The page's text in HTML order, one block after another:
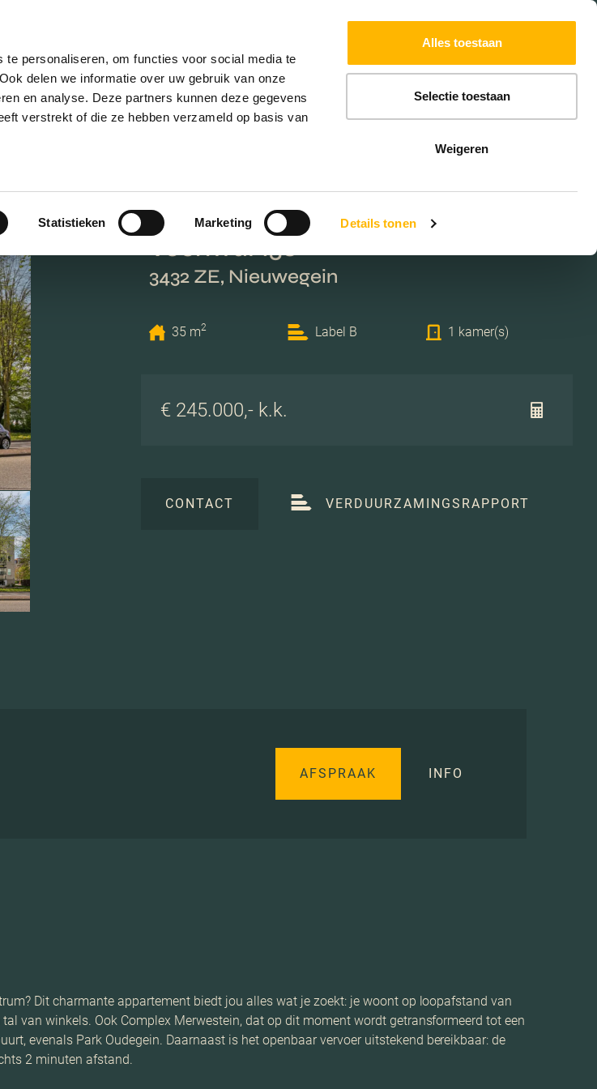
personaliseren, om functies voor social media te
delen we informatie over uw gebruik van onze
en analyse. Deze partners kunnen deze gegevens
verstrekt of die ze hebben verzameld op basis van
Statistieken Marketing Details tonen
Alles toestaan
Selectie toestaan
Weigeren
EXTRA DIENSTEN
Veenwal 138
3432 ZE, Nieuwegein
35 m2 Label B 1 kamer(s)
€ 245.000,- k.k.
CONTACT VERDUURZAMINGSRAPPORT
AFSPRAAK INFO
Dit charmante appartement biedt jou alles wat je zoekt: je woont op loopafstand van
tal van winkels. Ook Complex Merwestein, dat op dit moment wordt getransformeerd tot een
evenals Park Oudegein. Daarnaast is het openbaar vervoer uitstekend bereikbaar: de
2 minuten afstand.